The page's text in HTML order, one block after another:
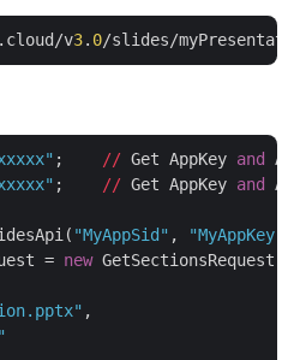
v3. 0
; // Get AppKey and
; // Get AppKey and
"MyAppSid" , "MyAppKey"
= new GetSectionsRequest
,